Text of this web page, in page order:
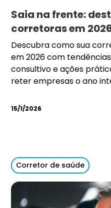
Saia na frente:
corretoras em
Descubra como sua
em 2026 com
consultivo e ações
reter empresas o ano
15/1/2026
Corretor de saúde